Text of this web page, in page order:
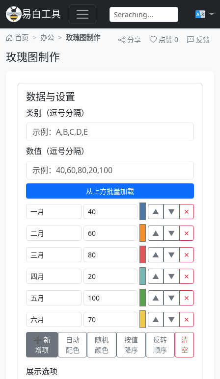
易白工具
首页 办公 玫瑰图制作 分享 点赞 0 反馈
玫瑰图制作
数据与设置
类别（逗号分隔）
数值（逗号分隔）
从上方批量加载
▲ ▼ ✕
▲ ▼ ✕
▲ ▼ ✕
▲ ▼ ✕
▲ ▼ ✕
▲ ▼ ✕
➕ 新
增项
自动
配色
随机
颜色
按值
降序
反转
顺序
清
空
展示选项